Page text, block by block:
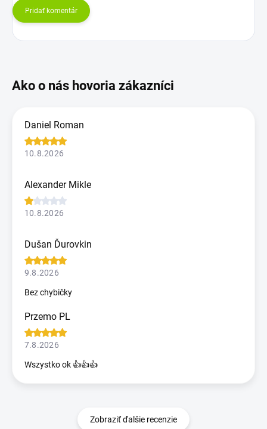
Pridať komentár
Daniel Roman
10.8.2026
Alexander Mikle
10.8.2026
Dušan Ďurovkin
9.8.2026
Bez chybičky
Przemo PL
7.8.2026
Wszystko ok 👍👍👍
Zobraziť ďalšie recenzie